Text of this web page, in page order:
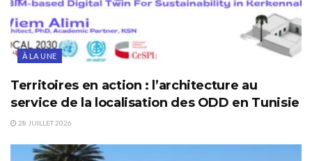
À LA UNE
Territoires en action : l’architecture au
service de la localisation des ODD en Tunisie
28 JUILLET 2026